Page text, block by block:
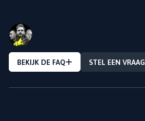
BEKIJK DE FAQ
STEL EEN VRAAG